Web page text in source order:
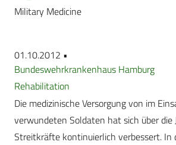
Military Medicine
01.10.2012 •
Bundeswehrkrankenhaus Hamburg
Rehabilitation
Die medizinische Versorgung von im
verwundeten Soldaten hat sich über die
Streitkräfte kontinuierlich verbessert. In